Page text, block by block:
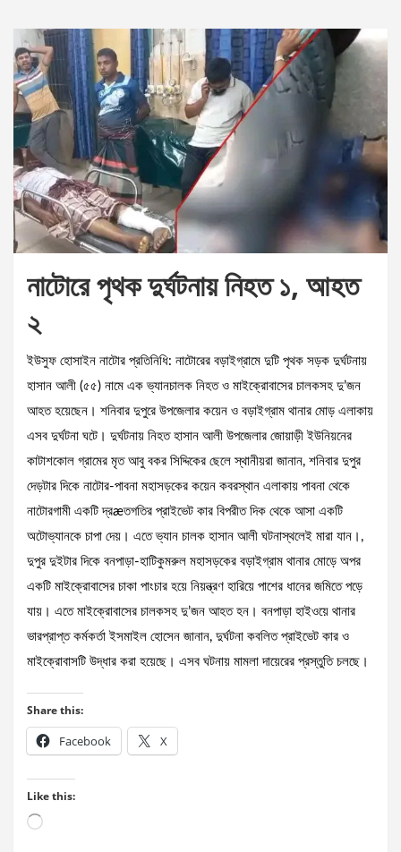
নাটোরে পৃথক দুর্ঘটনায় নিহত ১, আহত
২
ইউসুফ হোসাইন নাটোর প্রতিনিধি: নাটোরের বড়াইগ্রামে দুটি পৃথক সড়ক দুর্ঘটনায়
হাসান আলী (৫৫) নামে এক ভ্যানচালক নিহত ও মাইক্রোবাসের চালকসহ দু’জন
আহত হয়েছেন। শনিবার দুপুরে উপজেলার কয়েন ও বড়াইগ্রাম থানার মোড় এলাকায়
এসব দুর্ঘটনা ঘটে। দুর্ঘটনায় নিহত হাসান আলী উপজেলার জোয়াড়ী ইউনিয়নের
কাটাশকোল গ্রামের মৃত আবু বকর সিদ্দিকের ছেলে স্থানীয়রা জানান, শনিবার দুপুর
দেড়টার দিকে নাটোর-পাবনা মহাসড়কের কয়েন কবরস্থান এলাকায় পাবনা থেকে
নাটোরগামী একটি দ্রæতগতির প্রাইভেট কার বিপরীত দিক থেকে আসা একটি
অটোভ্যানকে চাপা দেয়। এতে ভ্যান চালক হাসান আলী ঘটনাস্থলেই মারা যান।,
দুপুর দুইটার দিকে বনপাড়া-হাটিকুমরুল মহাসড়কের বড়াইগ্রাম থানার মোড়ে অপর
একটি মাইক্রোবাসের চাকা পাংচার হয়ে নিয়ন্ত্রণ হারিয়ে পাশের ধানের জমিতে পড়ে
যায়। এতে মাইক্রোবাসের চালকসহ দু’জন আহত হন। বনপাড়া হাইওয়ে থানার
ভারপ্রাপ্ত কর্মকর্তা ইসমাইল হোসেন জানান, দুর্ঘটনা কবলিত প্রাইভেট কার ও
মাইক্রোবাসটি উদ্ধার করা হয়েছে। এসব ঘটনায় মামলা দায়েরের প্রস্তুতি চলছে।
Share this:
Facebook X
Like this:
Loading…